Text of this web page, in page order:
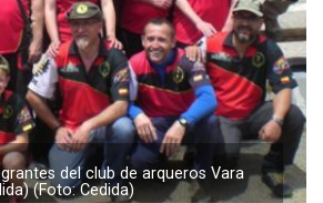
del club de arqueros Vara
(Foto: Cedida)